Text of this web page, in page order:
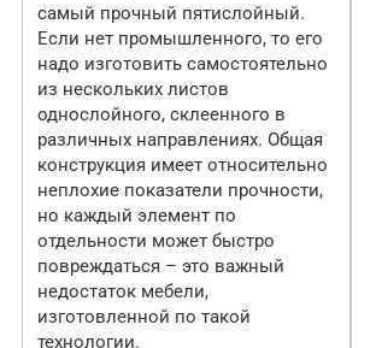
самый прочный пятислойный.
Если нет промышленного, то его
надо изготовить самостоятельно
из нескольких листов
однослойного, склеенного в
различных направлениях. Общая
конструкция имеет относительно
неплохие показатели прочности,
но каждый элемент по
отдельности может быстро
повреждаться – это важный
недостаток мебели,
изготовленной по такой
технологии.